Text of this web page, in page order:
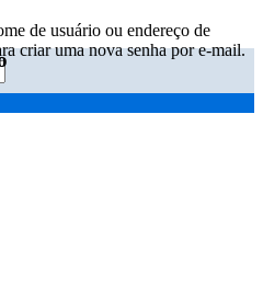
de usuário ou endereço de
criar uma nova senha por e-mail.